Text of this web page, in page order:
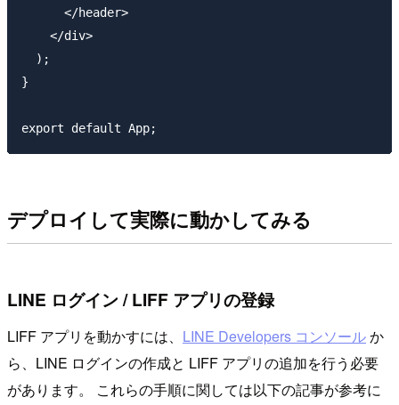
      </header>
    </div>
  );
}
デプロイして実際に動かしてみる
LINE ログイン / LIFF アプリの登録
LIFF アプリを動かすには、 LINE Developers コンソールか
ら、LINE ログインの作成と LIFF アプリの追加を行う必要
があります。 これらの手順に関しては以下の記事が参考に